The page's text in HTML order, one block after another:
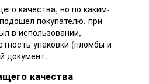
качества, но по каким-
покупателю, при
в использовании,
упаковки (пломбы и
документ.
качества